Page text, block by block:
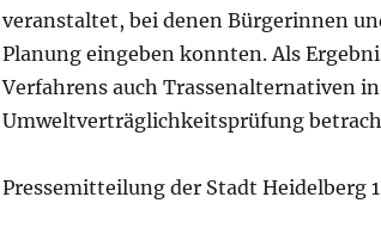
veranstaltet, bei denen Bürgerinnen
Planung eingeben konnten. Als
Verfahrens auch Trassenalternativen
Umweltverträglichkeitsprüfung
Pressemitteilung der Stadt Heidelberg